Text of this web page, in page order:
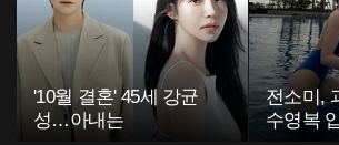
'10월 결혼' 45세 강균
성…아내는
전소미,
수영복